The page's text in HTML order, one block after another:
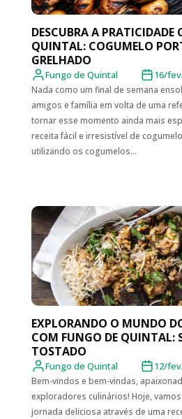
DESCUBRA A PRATICIDADE
QUINTAL: COGUMELO
GRELHADO
Fungo de Quintal 16/
Nada como um final de semana
amigos e família em volta de uma
tornar esse momento ainda mais
receita fácil e irresistível de
utilizando os cogumelos...
EXPLORANDO O MUNDO
COM FUNGO DE QUINTAL:
TOSTADO
Fungo de Quintal 12/
Bem-vindos e bem-vindas,
exploradores culinários! Hoje,
jornada deliciosa através de uma